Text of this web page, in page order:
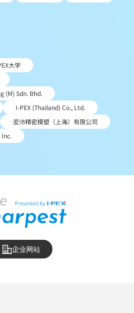
大学
(M) Sdn. Bhd.
I-PEX (Thailand) Co., Ltd.
爱沛精密模塑（上海）有限公司
企业网站